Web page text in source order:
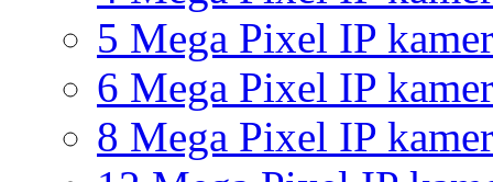
5 Mega Pixel IP
6 Mega Pixel IP
8 Mega Pixel IP